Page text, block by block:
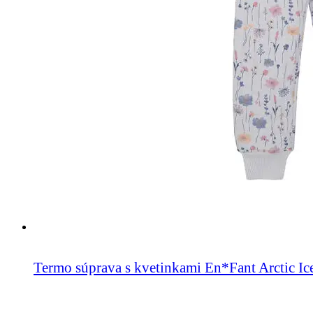
Termo súprava s kvetinkami En*Fant Arctic